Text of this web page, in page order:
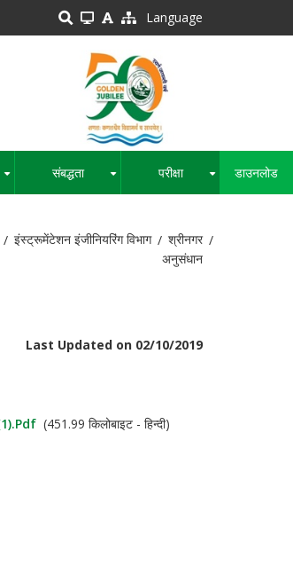
Language
संबद्धता परीक्षा डाउनलोड
इंस्ट्रूमेंटेशन इंजीनियरिंग विभाग
श्रीनगर
अनुसंधान
Last Updated on 02/10/2019
(451.99 किलोबाइट - हिन्दी)